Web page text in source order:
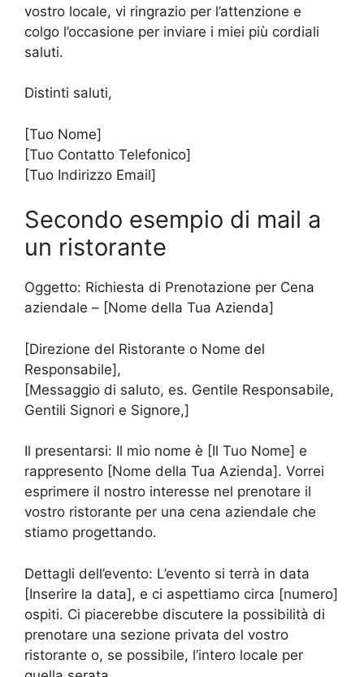
vostro locale, vi ringrazio per l’attenzione e
colgo l’occasione per inviare i miei più cordiali
saluti.
Distinti saluti,
[Tuo Nome]
[Tuo Contatto Telefonico]
[Tuo Indirizzo Email]
Secondo esempio di mail a
un ristorante
Oggetto: Richiesta di Prenotazione per Cena
aziendale – [Nome della Tua Azienda]
[Direzione del Ristorante o Nome del
Responsabile],
[Messaggio di saluto, es. Gentile Responsabile,
Gentili Signori e Signore,]
Il presentarsi: Il mio nome è [Il Tuo Nome] e
rappresento [Nome della Tua Azienda]. Vorrei
esprimere il nostro interesse nel prenotare il
vostro ristorante per una cena aziendale che
stiamo progettando.
Dettagli dell’evento: L’evento si terrà in data
[Inserire la data], e ci aspettiamo circa [numero]
ospiti. Ci piacerebbe discutere la possibilità di
prenotare una sezione privata del vostro
ristorante o, se possibile, l’intero locale per